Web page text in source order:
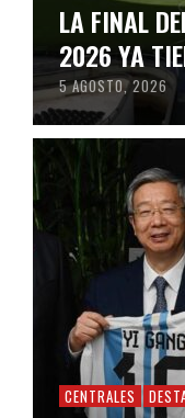
LA FINAL
2026 YA
5 AGOSTO, 2026
CENTRALES